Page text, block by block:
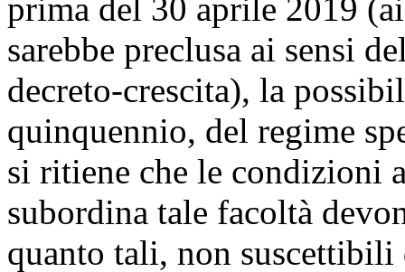
prima del 30 aprile 2019
sarebbe preclusa ai sensi
decreto-crescita), la
quinquennio, del regime
si ritiene che le condizioni
subordina tale facoltà
quanto tali, non suscettibili